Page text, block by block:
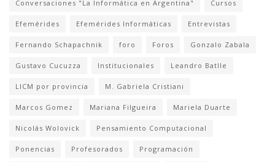
Conversaciones "La Informática en Argentina" Cursos
Efemérides Efemérides Informáticas Entrevistas
Fernando Schapachnik foro Foros Gonzalo Zabala
Gustavo Cucuzza Institucionales Leandro Batlle
LICM por provincia M. Gabriela Cristiani
Marcos Gomez Mariana Filgueira Mariela Duarte
Nicolás Wolovick Pensamiento Computacional
Ponencias Profesorados Programación